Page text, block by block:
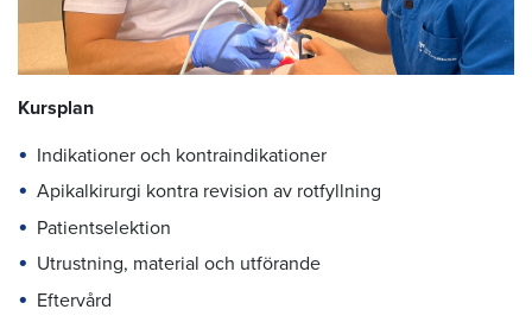
Kursplan
Indikationer och kontraindikationer
Apikalkirurgi kontra revision av rotfyllning
Patientselektion
Utrustning, material och utförande
Eftervård